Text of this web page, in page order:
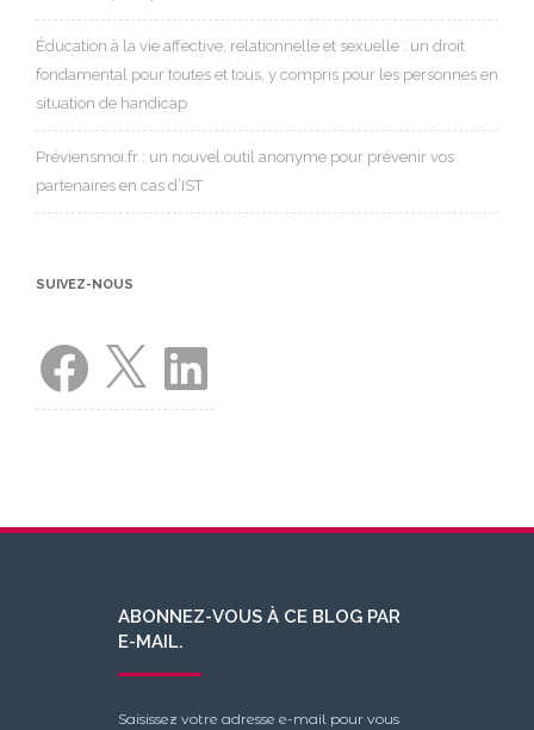
Éducation à la vie affective, relationnelle et sexuelle : un droit
fondamental pour toutes et tous, y compris pour les personnes en
situation de handicap
Préviensmoi.fr : un nouvel outil anonyme pour prévenir vos
partenaires en cas d’IST
SUIVEZ-NOUS
Facebook LinkedIn
ABONNEZ-VOUS À CE BLOG PAR
E-MAIL.
Saisissez votre adresse e-mail pour vous